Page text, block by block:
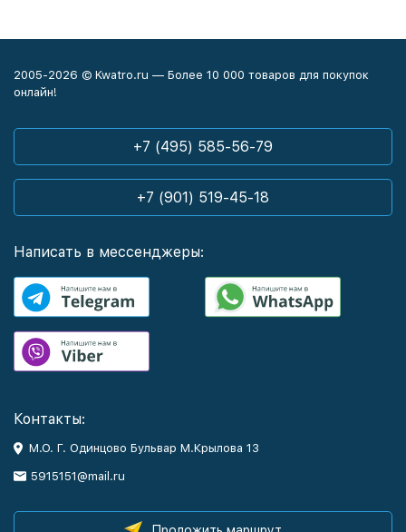
2005-2026 © Kwatro.ru — Более 10 000 товаров для покупок
онлайн!
+7 (495) 585-56-79
+7 (901) 519-45-18
Написать в мессенджеры:
Контакты:
М.О. Г. Одинцово Бульвар М.Крылова 13
5915151@mail.ru